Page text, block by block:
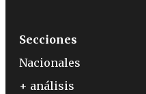
Secciones
Nacionales
+ análisis